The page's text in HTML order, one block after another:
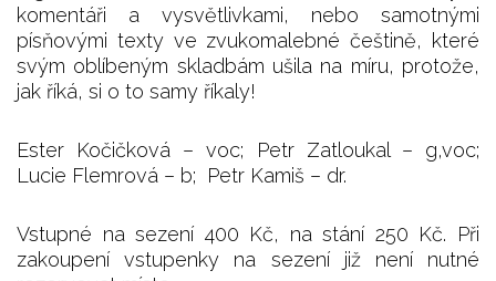
komentáři a vysvětlivkami, nebo samotnými
písňovými texty ve zvukomalebné češtině, které
svým oblíbeným skladbám ušila na míru, protože,
jak říká, si o to samy říkaly!
Ester Kočičková – voc; Petr Zatloukal – g,voc;
Lucie Flemrová – b; Petr Kamiš – dr.
Vstupné na sezení 400 Kč, na stání 250 Kč. Při
zakoupení vstupenky na sezení již není nutné